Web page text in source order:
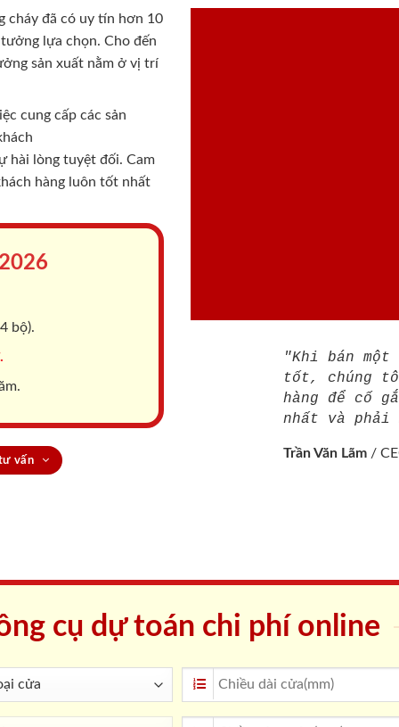
cháy đã có uy tín hơn 10
lựa chọn. Cho đến
sản xuất nằm ở vị trí
cung cấp các sản
hài lòng tuyệt đối. Cam
hàng luôn tốt nhất
bộ).
vấn
"Khi bán
tốt, chúng
hàng để cố
nhất và phải
Trần Văn Lãm /
cụ dự toán chi phí online